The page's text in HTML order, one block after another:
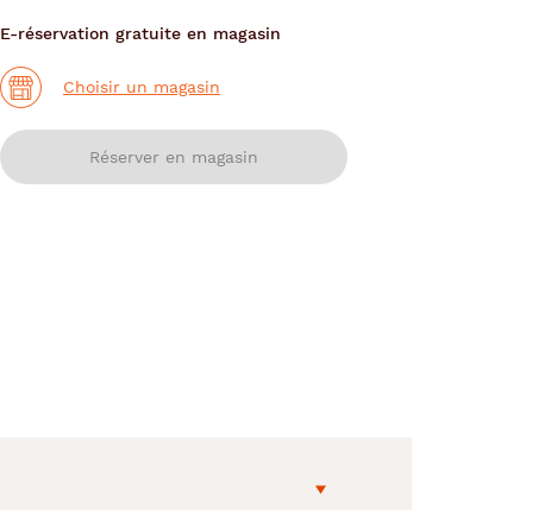
E-réservation gratuite en magasin
Choisir un magasin
Réserver en magasin